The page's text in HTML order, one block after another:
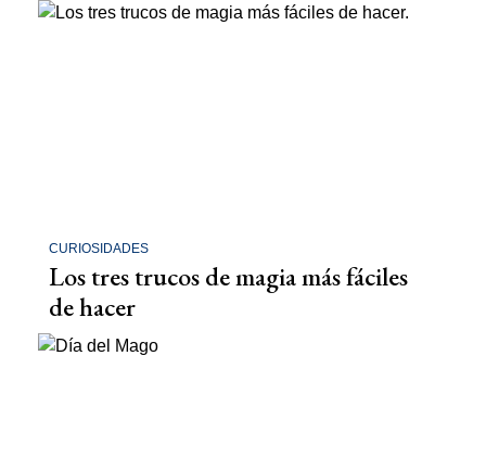
CURIOSIDADES
Los tres trucos de magia más fáciles
de hacer